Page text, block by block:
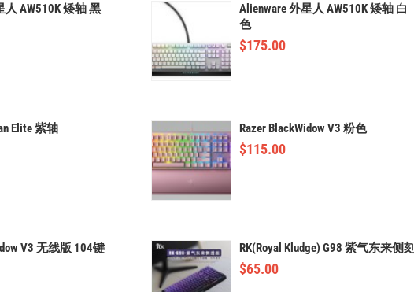
人 AW510K 矮轴 黑
Alienware 外星人 AW510K 矮轴 白
色
$175.00
Elite 紫轴 Razer BlackWidow V3 粉色
$115.00
V3 无线版 104键
RK(Royal Kludge) G98 紫气东来侧刻
$65.00